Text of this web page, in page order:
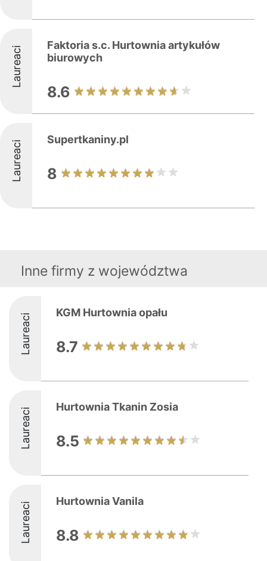
Laureaci
Faktoria s.c. Hurtownia artykułów
biurowych
8.6
Laureaci Supertkaniny.pl
8
Inne firmy z województwa
Laureaci KGM Hurtownia opału
8.7
Laureaci Hurtownia Tkanin Zosia
8.5
Laureaci Hurtownia Vanila
8.8